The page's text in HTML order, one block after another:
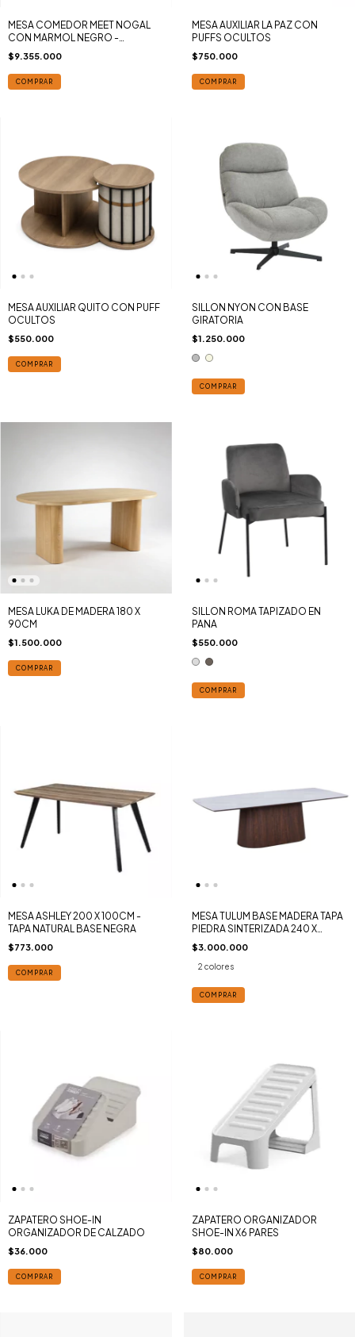
MESA COMEDOR MEET NOGAL
CON MARMOL NEGRO -
255x120cm
$9.355.000
COMPRAR
MESA AUXILIAR LA PAZ CON
PUFFS OCULTOS
$750.000
COMPRAR
MESA AUXILIAR QUITO CON PUFF
OCULTOS
$550.000
COMPRAR
SILLON NYON CON BASE
GIRATORIA
$1.250.000
COMPRAR
MESA LUKA DE MADERA 180 X
90CM
$1.500.000
COMPRAR
SILLON ROMA TAPIZADO EN
PANA
$550.000
COMPRAR
MESA ASHLEY 200 X 100CM -
TAPA NATURAL BASE NEGRA
$773.000
COMPRAR
MESA TULUM BASE MADERA TAPA
PIEDRA SINTERIZADA 240 X
110CM
$3.000.000
2 colores
COMPRAR
ZAPATERO SHOE-IN
ORGANIZADOR DE CALZADO
$36.000
COMPRAR
ZAPATERO ORGANIZADOR
SHOE-IN X6 PARES
$80.000
COMPRAR